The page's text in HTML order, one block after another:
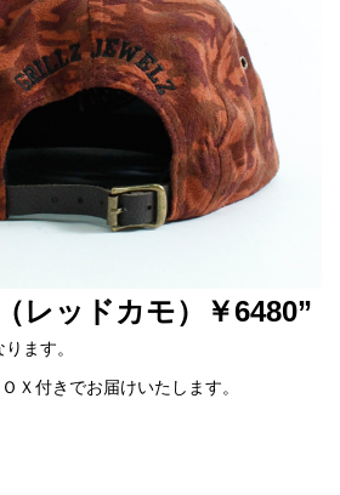
レッドカモ）￥6480”
ます。
Ｘ付きでお届けいたします。